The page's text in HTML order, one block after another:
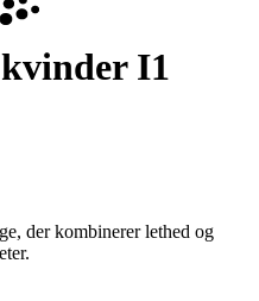
I1
der kombinerer lethed og